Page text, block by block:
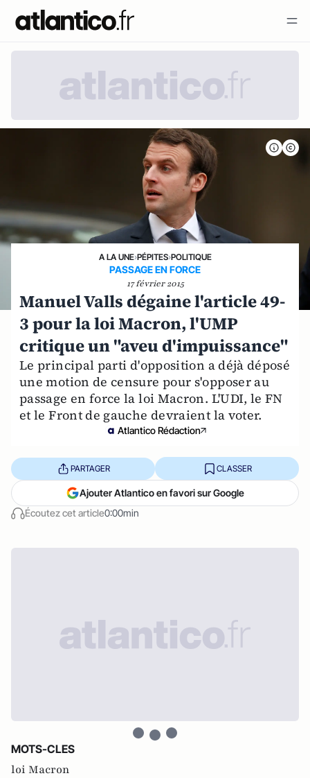
A LA UNE›PÉPITES›POLITIQUE
PASSAGE EN FORCE
17 février 2015
Manuel Valls dégaine l'article 49-
3 pour la loi Macron, l'UMP
critique un "aveu d'impuissance"
Le principal parti d'opposition a déjà déposé
une motion de censure pour s'opposer au
passage en force la loi Macron. L'UDI, le FN
et le Front de gauche devraient la voter.
Atlantico Rédaction
Écoutez cet article0:00min
PARTAGER CLASSER
Ajouter Atlantico en favori sur Google
MOTS-CLES
loi Macron